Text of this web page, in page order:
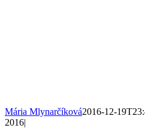
Mária Mlynarčíková2016-12-
2016|